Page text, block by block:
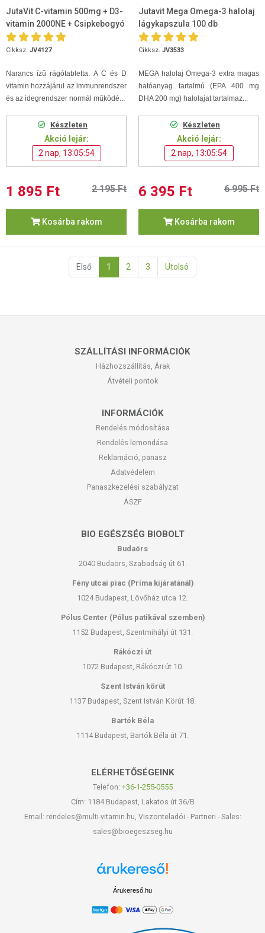
JutaVit C-vitamin 500mg + D3-
vitamin 2000NE + Csipkebogyó
kivonat rágótabletta 100db
Cikksz. JV4127
Narancs ízű rágótabletta. A C és D
vitamin hozzájárul az immunrendszer
és az idegrendszer normál működé...
Készleten
Akció lejár:
2 nap, 13:05:53
1 895 Ft 2 195 Ft
Kosárba rakom
Jutavit Mega Omega-3 halolaj
lágykapszula 100 db
Cikksz. JV3533
MEGA halolaj Omega-3 extra magas
hatóanyag tartalmú (EPA 400 mg
DHA 200 mg) halolajat tartalmaz...
Készleten
Akció lejár:
2 nap, 13:05:53
6 395 Ft 6 995 Ft
Kosárba rakom
Első 1 2 3 Utolsó
SZÁLLÍTÁSI INFORMÁCIÓK
Házhozszállítás, Árak
Átvételi pontok
INFORMÁCIÓK
Rendelés módosítása
Rendelés lemondása
Reklamáció, panasz
Adatvédelem
Panaszkezelési szabályzat
ÁSZF
BIO EGÉSZSÉG BIOBOLT
Budaörs
2040 Budaörs, Szabadság út 61.
Fény utcai piac (Príma kijáratánál)
1024 Budapest, Lövőház utca 12.
Pólus Center (Pólus patikával szemben)
1152 Budapest, Szentmihályi út 131.
Rákóczi út
1072 Budapest, Rákóczi út 10.
Szent István körút
1137 Budapest, Szent István Körút 18.
Bartók Béla
1114 Budapest, Bartók Béla út 71.
ELÉRHETŐSÉGEINK
Telefon: +36-1-255-0555
Cím: 1184 Budapest, Lakatos út 36/B
Email: rendeles@multi-vitamin.hu, Viszonteladói - Partneri - Sales:
sales@bioegeszseg.hu
Árukereső.hu